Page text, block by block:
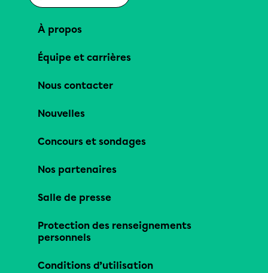
À propos
Équipe et carrières
Nous contacter
Nouvelles
Concours et sondages
Nos partenaires
Salle de presse
Protection des renseignements
personnels
Conditions d’utilisation